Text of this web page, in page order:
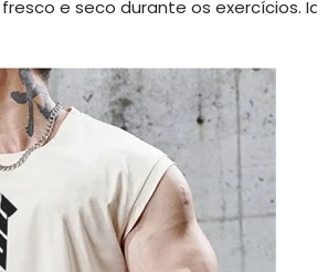
e seco durante os exercícios.